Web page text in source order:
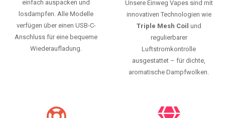
einfach auspacken und
losdampfen. Alle Modelle
verfügen über einen USB-C-
Anschluss für eine bequeme
Wiederaufladung.
Unsere Einweg Vapes sind mit
innovativen Technologien wie
Triple Mesh Coil und
regulierbarer
Luftstromkontrolle
ausgestattet – für dichte,
aromatische Dampfwolken.